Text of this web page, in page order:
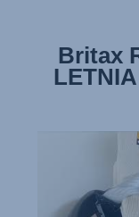
Britax